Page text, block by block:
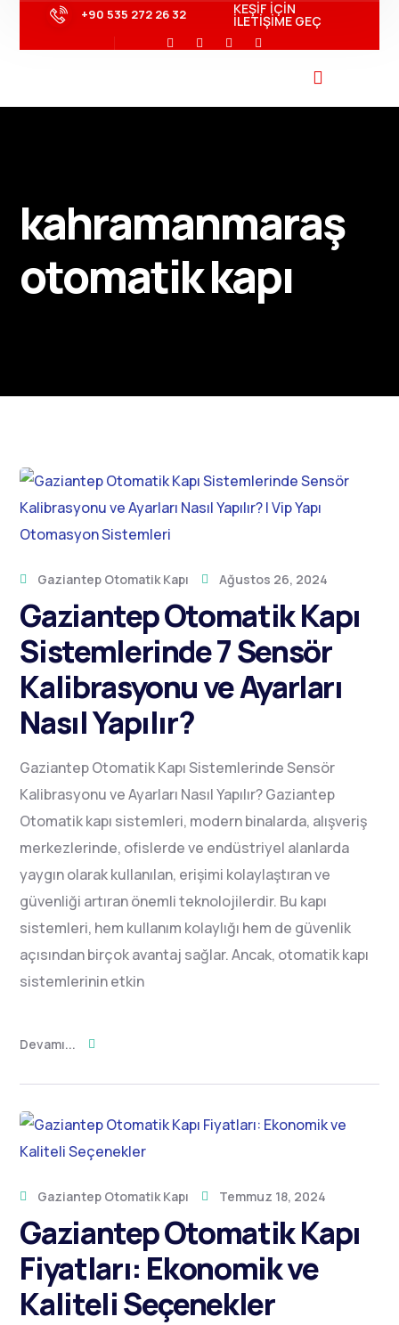
+90 535 272 26 32 KEŞİF İÇİN
İLETİŞİME GEÇ
kahramanmaraş
otomatik kapı
Gaziantep Otomatik Kapı Ağustos 26, 2024
Gaziantep Otomatik Kapı
Sistemlerinde 7 Sensör
Kalibrasyonu ve Ayarları
Nasıl Yapılır?
Gaziantep Otomatik Kapı Sistemlerinde Sensör
Kalibrasyonu ve Ayarları Nasıl Yapılır? Gaziantep
Otomatik kapı sistemleri, modern binalarda, alışveriş
merkezlerinde, ofislerde ve endüstriyel alanlarda
yaygın olarak kullanılan, erişimi kolaylaştıran ve
güvenliği artıran önemli teknolojilerdir. Bu kapı
sistemleri, hem kullanım kolaylığı hem de güvenlik
açısından birçok avantaj sağlar. Ancak, otomatik kapı
sistemlerinin etkin
Devamı...
Gaziantep Otomatik Kapı Temmuz 18, 2024
Gaziantep Otomatik Kapı
Fiyatları: Ekonomik ve
Kaliteli Seçenekler